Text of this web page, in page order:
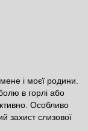
і моєї родини.
в горлі або
Особливо
захист слизової